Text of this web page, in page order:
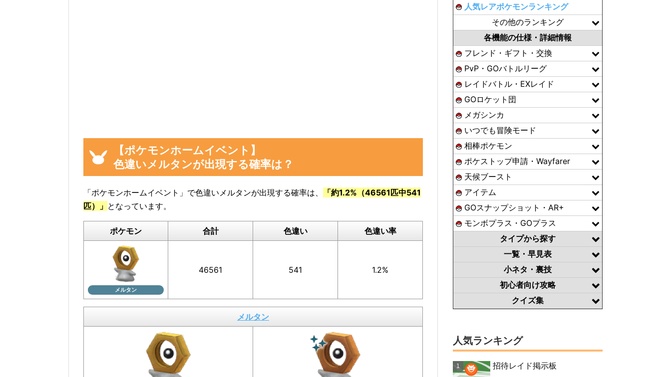
イベント参加前に図鑑の「見つけた数」をスクショ、またはメモしておくと便
利
メルタンの「見つけた数」は、メルタンの図鑑ページで確認 できます。
イベント参加前に図鑑の「見つけた数」の部分のスクショを撮っておいたり、メモしておく
【ポケモンホームイベント】
色違いメルタンが出現する確率は？
「ポケモンホームイベント」で色違いメルタンが出現する確率は、
「約1.2%（46561匹中541
匹）」 となっています。
ポケモン 合計 色違い 色違い率
メルタン
46561 541 1.2%
メルタン
人気レアポケモンランキング
その他のランキング
各機能の仕様・詳細情報
フレンド・ギフト・交換
PvP・GOバトルリーグ
レイドバトル・EXレイド
GOロケット団
メガシンカ
いつでも冒険モード
相棒ポケモン
ポケストップ申請・Wayfarer
天候ブースト
アイテム
GOスナップショット・AR+
モンボプラス・GOプラス
タイプから探す
一覧・早見表
小ネタ・裏技
初心者向け攻略
クイズ集
人気ランキング
招待レイド掲示板